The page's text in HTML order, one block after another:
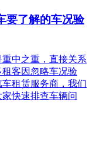
要了解的车况验
重中之重，直接关系
客因忽略车况验
租赁服务商，我们
快速排查车辆问